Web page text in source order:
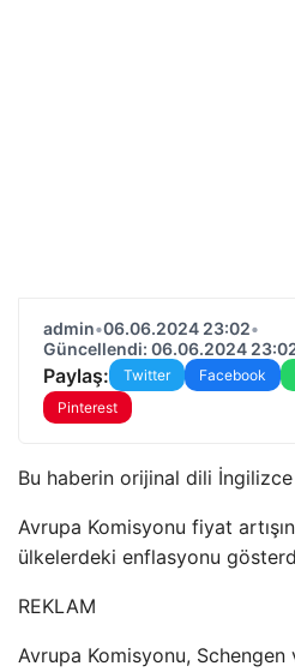
admin•06.06.2024 23:02•
Güncellendi: 06.06.2024
Paylaş: Twitter Facebook
Pinterest
Bu haberin orijinal dili
Avrupa Komisyonu fiyat
ülkelerdeki enflasyonu
REKLAM
Avrupa Komisyonu, Schengen